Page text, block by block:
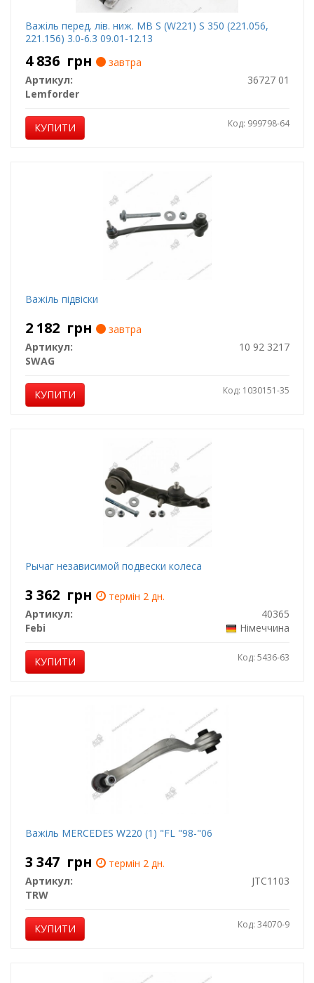
Важіль перед. лів. ниж. MB S (W221) S 350 (221.056,
221.156) 3.0-6.3 09.01-12.13
4 836 грн
завтра
Артикул:
36727 01
Lemforder
КУПИТИ Код: 999798-64
Важіль підвіски
2 182 грн
завтра
Артикул:
10 92 3217
SWAG
КУПИТИ Код: 1030151-35
Рычаг независимой подвески колеса
3 362 грн
термін 2 дн.
Артикул:
40365
Febi
Німеччина
КУПИТИ Код: 5436-63
Важіль MERCEDES W220 (1) "FL "98-"06
3 347 грн
термін 2 дн.
Артикул:
JTC1103
TRW
КУПИТИ Код: 34070-9